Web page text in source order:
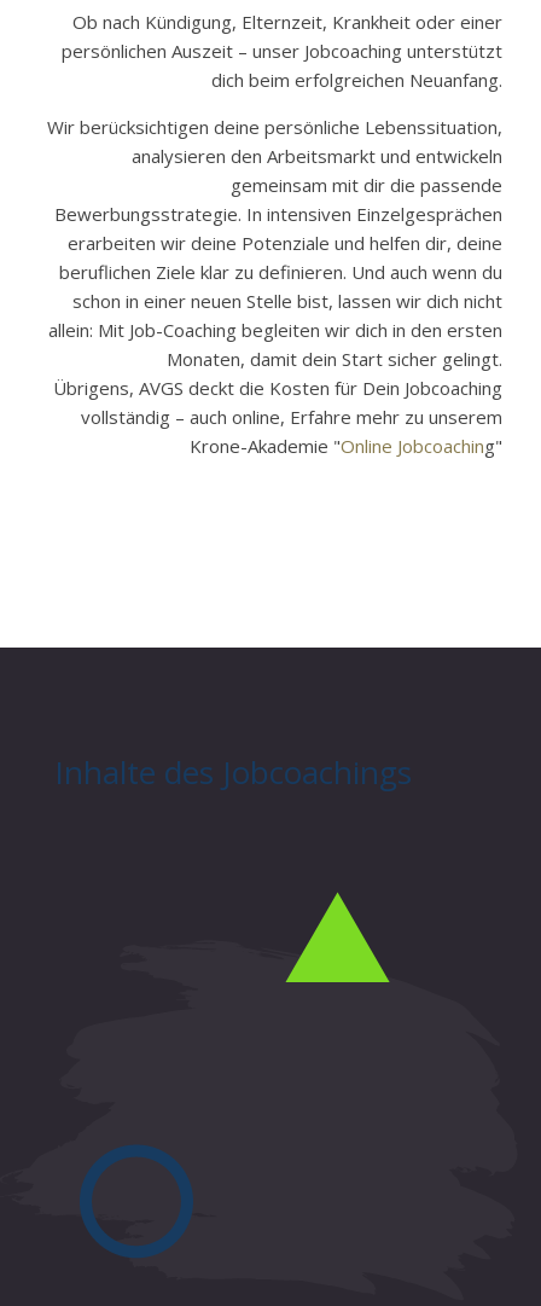
Ob nach Kündigung, Elternzeit, Krankheit oder einer
persönlichen Auszeit – unser Jobcoaching unterstützt
dich beim erfolgreichen Neuanfang.
Wir berücksichtigen deine persönliche Lebenssituation,
analysieren den Arbeitsmarkt und entwickeln
gemeinsam mit dir die passende
Bewerbungsstrategie. In intensiven Einzelgesprächen
erarbeiten wir deine Potenziale und helfen dir, deine
beruflichen Ziele klar zu definieren. Und auch wenn du
schon in einer neuen Stelle bist, lassen wir dich nicht
allein: Mit Job-Coaching begleiten wir dich in den ersten
Monaten, damit dein Start sicher gelingt.
Übrigens, AVGS deckt die Kosten für Dein Jobcoaching
vollständig – auch online, Erfahre mehr zu unserem
Krone-Akademie "Online Jobcoaching"
Inhalte des Jobcoachings